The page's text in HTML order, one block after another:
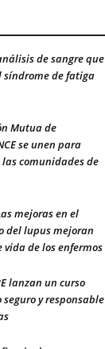
de sangre que
síndrome de fatiga
Mutua de
se unen para
comunidades de
mejoras en el
del lupus mejoran
de los enfermos
lanzan un curso
y responsable